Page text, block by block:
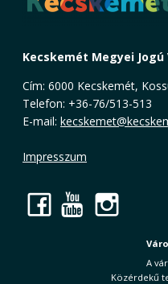
Kecskemét Megyei
Cím: 6000 Kecskemét,
Telefon: +36-76/513-513
E-mail:
Impresszum
A
Közérdekű